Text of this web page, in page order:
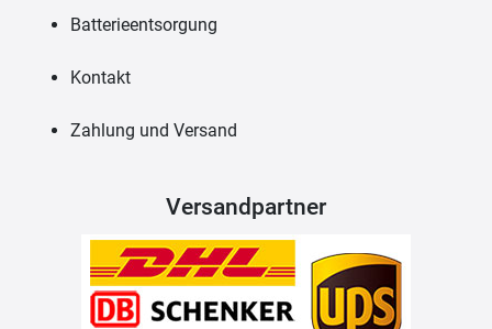
Batterieentsorgung
Kontakt
Zahlung und Versand
Versandpartner